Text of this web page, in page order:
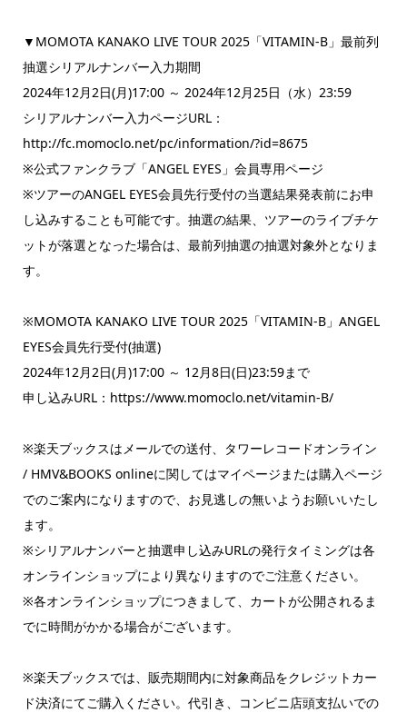
▼MOMOTA KANAKO LIVE TOUR 2025「VITAMIN-B」最前列
抽選シリアルナンバー入力期間
2024年12月2日(月)17:00 ～ 2024年12月25日（水）23:59
シリアルナンバー入力ページURL：
http://fc.momoclo.net/pc/information/?id=8675
※公式ファンクラブ「ANGEL EYES」会員専用ページ
※ツアーのANGEL EYES会員先行受付の当選結果発表前にお申
し込みすることも可能です。抽選の結果、ツアーのライブチケ
ットが落選となった場合は、最前列抽選の抽選対象外となりま
す。
※MOMOTA KANAKO LIVE TOUR 2025「VITAMIN-B」ANGEL
EYES会員先行受付(抽選)
2024年12月2日(月)17:00 ～ 12月8日(日)23:59まで
申し込みURL：https://www.momoclo.net/vitamin-B/
※楽天ブックスはメールでの送付、タワーレコードオンライン
/ HMV&BOOKS onlineに関してはマイページまたは購入ページ
でのご案内になりますので、お見逃しの無いようお願いいたし
ます。
※シリアルナンバーと抽選申し込みURLの発行タイミングは各
オンラインショップにより異なりますのでご注意ください。
※各オンラインショップにつきまして、カートが公開されるま
でに時間がかかる場合がございます。
※楽天ブックスでは、販売期間内に対象商品をクレジットカー
ド決済にてご購入ください。代引き、コンビニ店頭支払いでの